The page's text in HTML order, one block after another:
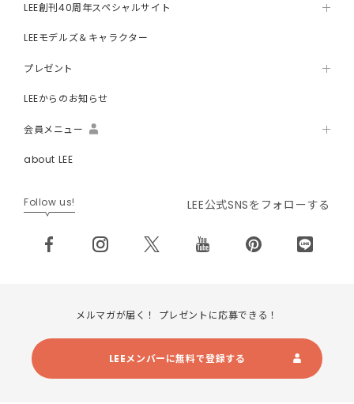
LEE創刊40周年スペシャルサイト
LEEモデルズ＆キャラクター
プレゼント
LEEからのお知らせ
会員メニュー
about LEE
Follow us! LEE公式SNSをフォローする
メルマガが届く！ プレゼントに応募できる！
LEEメンバーに無料で登録する